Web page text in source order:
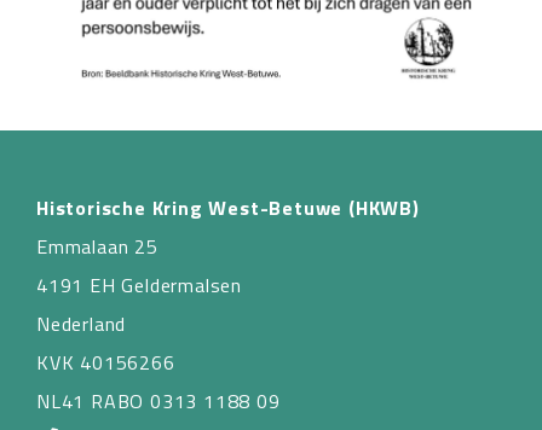
Historische Kring West-Betuwe (HKWB)
Emmalaan 25
4191 EH Geldermalsen
Nederland
KVK 40156266
NL41 RABO 0313 1188 09